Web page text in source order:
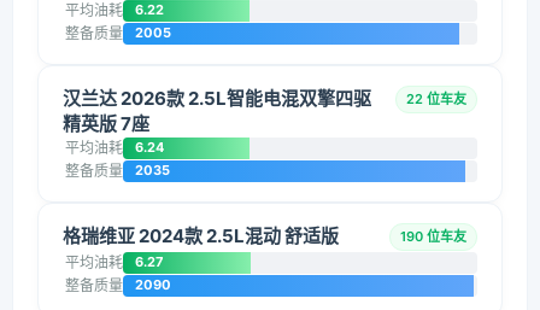
平均油耗 6.22
整备质量 2005
汉兰达 2026款 2.5L智能电混双擎四驱
精英版 7座
22 位车友
平均油耗 6.24
整备质量 2035
格瑞维亚 2024款 2.5L混动 舒适版 190 位车友
平均油耗 6.27
整备质量 2090